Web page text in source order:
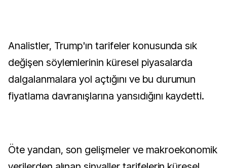
Analistler, Trump'ın tarifeler konusunda sık
değişen söylemlerinin küresel piyasalarda
dalgalanmalara yol açtığını ve bu durumun
fiyatlama davranışlarına yansıdığını kaydetti.
Öte yandan, son gelişmeler ve makroekonomik